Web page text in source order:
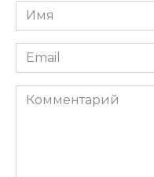
Имя
Email
Комментарий